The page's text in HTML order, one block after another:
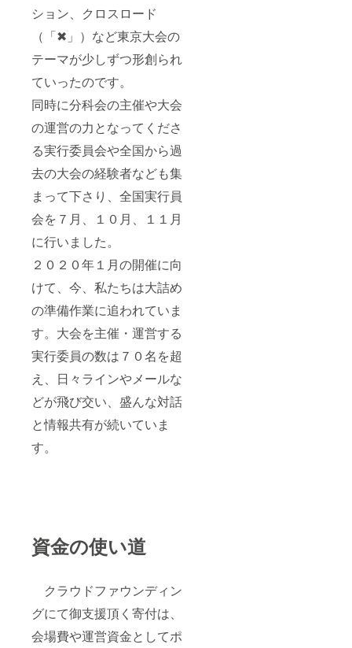
ション、クロスロード
（「✖」）など東京大会の
テーマが少しずつ形創られ
ていったのです。
同時に分科会の主催や大会
の運営の力となってくださ
る実行委員会や全国から過
去の大会の経験者なども集
まって下さり、全国実行員
会を７月、１０月、１１月
に行いました。
２０２０年１月の開催に向
けて、今、私たちは大詰め
の準備作業に追われていま
す。大会を主催・運営する
実行委員の数は７０名を超
え、日々ラインやメールな
どが飛び交い、盛んな対話
と情報共有が続いていま
す。
資金の使い道
クラウドファウンディン
グにて御支援頂く寄付は、
会場費や運営資金としてポ